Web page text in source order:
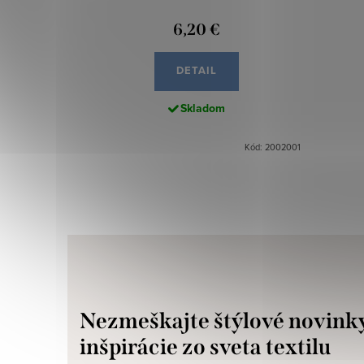
6,20 €
DETAIL
Skladom
Kód: 2002001
Nezmeškajte štýlové
inšpirácie zo sveta textilu